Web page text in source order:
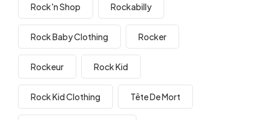
Rock'n Shop Rockabilly
Rock Baby Clothing Rocker
Rockeur Rock Kid
Rock Kid Clothing Tête De Mort